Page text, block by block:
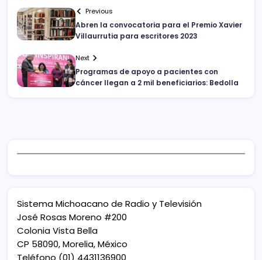
Previous
Abren la convocatoria para el Premio Xavier
Villaurrutia para escritores 2023
Next
Programas de apoyo a pacientes con
cáncer llegan a 2 mil beneficiarios: Bedolla
Sistema Michoacano de Radio y Televisión
José Rosas Moreno #200
Colonia Vista Bella
CP 58090, Morelia, México
Teléfono (01) 4431136900